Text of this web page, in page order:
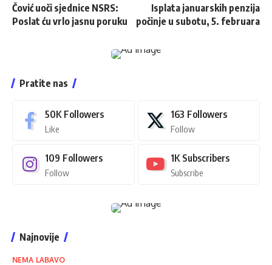
Čović uoči sjednice NSRS:
Poslat ću vrlo jasnu poruku
Isplata januarskih penzija
počinje u subotu, 5. februara
Pratite nas
50K Followers
Like
163 Followers
Follow
109 Followers
Follow
1K Subscribers
Subscribe
Najnovije
NEMA LABAVO